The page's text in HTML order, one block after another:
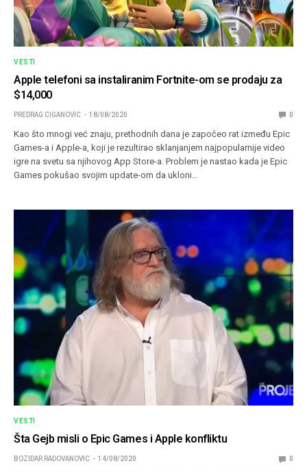
VESTI
Apple telefoni sa instaliranim Fortnite-om se prodaju za
$14,000
PREDRAG CIGANOVIC 18/08/2020 0
Kao što mnogi već znaju, prethodnih dana je započeo rat između Epic
Games-a i Apple-a, koji je rezultirao sklanjanjem najpopularnije video
igre na svetu sa njihovog App Store-a. Problem je nastao kada je Epic
Games pokušao svojim update-om da ukloni…
VESTI
Šta Gejb misli o Epic Games i Apple konfliktu
BOZIDAR RADOVANOVIC 14/08/2020 0